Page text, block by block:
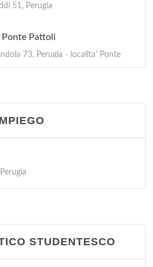
51, Perugia
Ponte Pattoli
73, Perugia - localita' Ponte
STUDENTESCO